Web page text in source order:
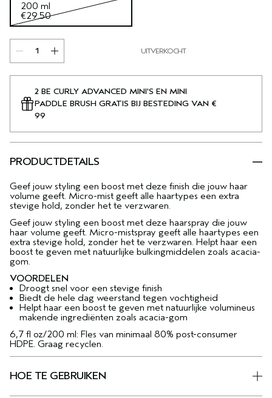
200 ml
€29.50
UITVERKOCHT
2 BE CURLY ADVANCED MINI'S EN MINI
PADDLE BRUSH GRATIS BIJ BESTEDING VAN €
99
PRODUCTDETAILS
Geef jouw styling een boost met deze finish die jouw haar
volume geeft. Micro-mist geeft alle haartypes een extra
stevige hold, zonder het te verzwaren.
Geef jouw styling een boost met deze haarspray die jouw
haar volume geeft. Micro-mistspray geeft alle haartypes een
extra stevige hold, zonder het te verzwaren. Helpt haar een
boost te geven met natuurlijke bulkingmiddelen zoals acacia-
gom.
VOORDELEN
Droogt snel voor een stevige finish
Biedt de hele dag weerstand tegen vochtigheid
Helpt haar een boost te geven met natuurlijke volumineus
makende ingrediënten zoals acacia-gom
6,7 fl oz/200 ml: Fles van minimaal 80% post-consumer
HDPE. Graag recyclen.
HOE TE GEBRUIKEN